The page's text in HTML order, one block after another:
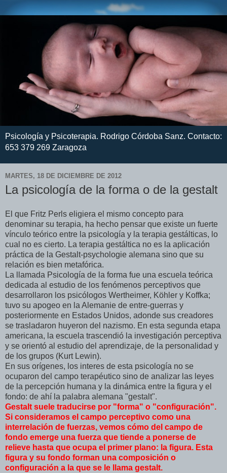
Psicología y Psicoterapia. Rodrigo Córdoba Sanz. Contacto:
653 379 269 Zaragoza
MARTES, 18 DE DICIEMBRE DE 2012
La psicología de la forma o de la gestalt
El que Fritz Perls eligiera el mismo concepto para
denominar su terapia, ha hecho pensar que existe un fuerte
vínculo teórico entre la psicología y la terapia gestálticas, lo
cual no es cierto. La terapia gestáltica no es la aplicación
práctica de la Gestalt-psychologie alemana sino que su
relación es bien metafórica.
La llamada Psicología de la forma fue una escuela teórica
dedicada al estudio de los fenómenos perceptivos que
desarrollaron los psicólogos Wertheimer, Köhler y Koffka;
tuvo su apogeo en la Alemanie de entre-guerras y
posteriormente en Estados Unidos, adonde sus creadores
se trasladaron huyeron del nazismo. En esta segunda etapa
americana, la escuela trascendió la investigación perceptiva
y se orientó al estudio del aprendizaje, de la personalidad y
de los grupos (Kurt Lewin).
En sus orígenes, los interes de esta psicología no se
ocuparon del campo terapéutico sino de analizar las leyes
de la percepción humana y la dinámica entre la figura y el
fondo: de ahí la palabra alemana "gestalt".
Gestalt suele traducirse por "forma" o "configuración".
Si consideramos el campo perceptivo como una
interrelación de fuerzas, vemos cómo del campo de
fondo emerge una fuerza que tiende a ponerse de
relieve hasta que ocupa el primer plano: la figura. Esta
figura y su fondo forman una composición o
configuración a la que se le llama gestalt.